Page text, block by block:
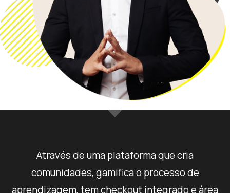
Através de uma plataforma que cria
comunidades, gamifica o processo de
aprendizagem, tem checkout integrado e área